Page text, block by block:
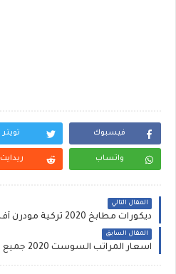
فيسبوك تويتر
واتساب ريدايت
المقال التالي
المقال السابق